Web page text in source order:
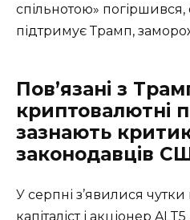
спільнотою»
підтримує Трамп,
Пов’язані з
криптовалютні
зазнають
законодавців
У серпні з’явилися
капіталіст і акціонер